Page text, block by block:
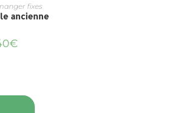
fixes
ancienne
€